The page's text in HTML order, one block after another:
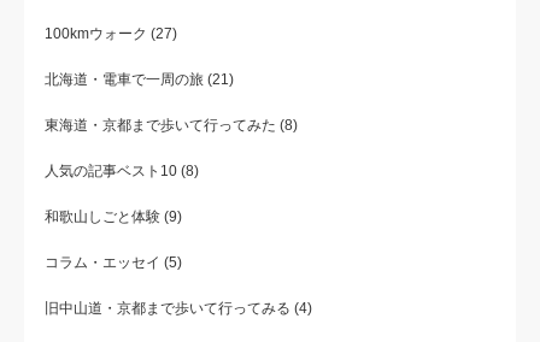
100kmウォーク (27)
北海道・電車で一周の旅 (21)
東海道・京都まで歩いて行ってみた (8)
人気の記事ベスト10 (8)
和歌山しごと体験 (9)
コラム・エッセイ (5)
旧中山道・京都まで歩いて行ってみる (4)